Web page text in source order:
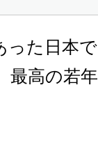
った日本
最高の若